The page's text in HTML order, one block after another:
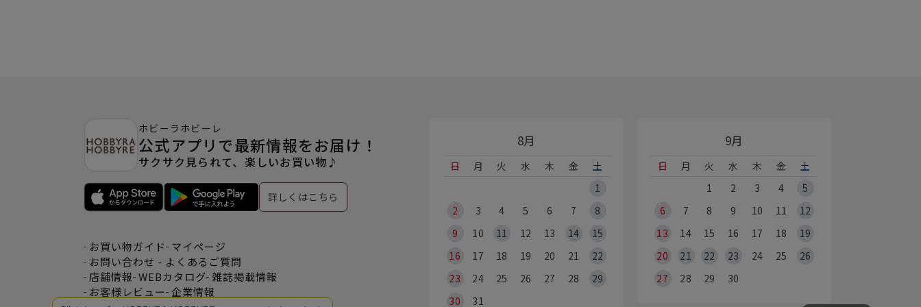
8月
日 月 火 水 木 金
土
1
2
3 4 5 6 7
8
9
10 11 12 13 14
15
16
17 18 19 20 21
22
23
24 25 26 27 28
29
30
31
9月
日 月 火 水 木 金
土
1
2 3 4
5
6
7 8 9 10 11
12
13
14 15 16 17 18
19
20
21 22 23 24 25
26
27
28 29 30
ホビーラホビーレ
公式アプリで最新情報をお届け！
サクサク見られて、楽しいお買い物♪
詳しくはこちら
お買い物ガイド マイページ
お問い合わせ - よくあるご質問
店舗情報 WEBカタログ 雑誌掲載情報
お客様レビュー 企業情報